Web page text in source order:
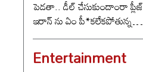
పెడతా.. డీల్ చేసుకుందాంరా ప్లీజ్
ఇరాన్ ను ఏం పీ*కలేకపోతున్న
ట్రంప్..!
Entertainment